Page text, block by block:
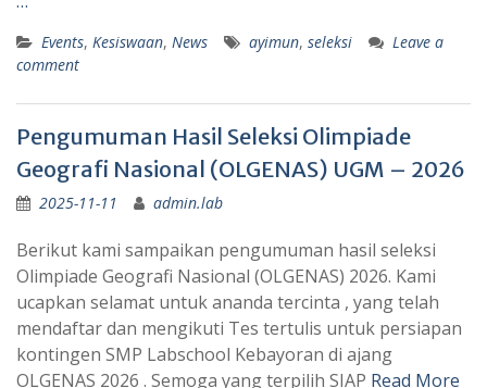
Events, Kesiswaan, News ayimun, seleksi
Leave a
comment
Pengumuman Hasil Seleksi Olimpiade
Geografi Nasional (OLGENAS) UGM – 2026
2025-11-11 admin.lab
Berikut kami sampaikan pengumuman hasil seleksi
Olimpiade Geografi Nasional (OLGENAS) 2026. Kami
ucapkan selamat untuk ananda tercinta , yang telah
mendaftar dan mengikuti Tes tertulis untuk persiapan
kontingen SMP Labschool Kebayoran di ajang
OLGENAS 2026 . Semoga yang terpilih SIAP Read More